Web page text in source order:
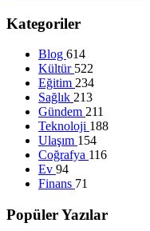
Kategoriler
Blog 614
Kültür 522
Eğitim 234
Sağlık 213
Gündem 211
Teknoloji 188
Ulaşım 154
Coğrafya 116
Ev 94
Finans 71
Popüler Yazılar